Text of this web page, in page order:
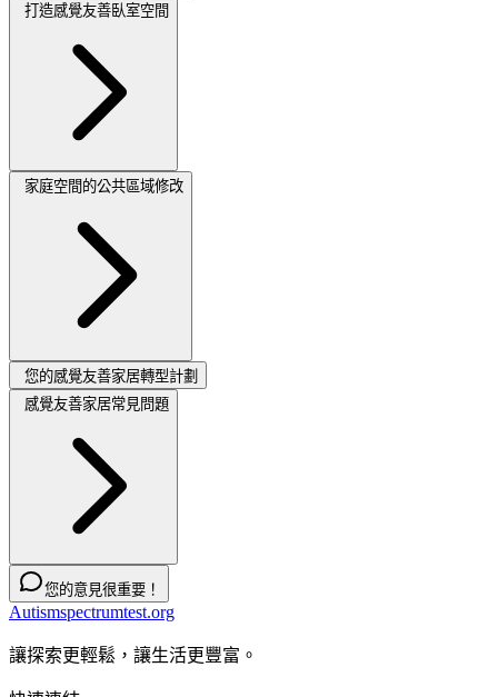
打造感覺友善臥室空間
家庭空間的公共區域修改
您的感覺友善家居轉型計劃
感覺友善家居常見問題
您的意見很重要！
Autismspectrumtest.org
讓探索更輕鬆，讓生活更豐富。